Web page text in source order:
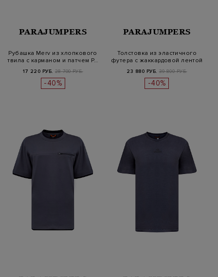
PARAJUMPERS
Рубашка Merv из хлопкового
твила с карманом и патчем P…
17 220 РУБ. 28 700 РУБ.
-40%
PARAJUMPERS
Толстовка из эластичного
футера с жаккардовой лентой
и…
23 880 РУБ. 39 800 РУБ.
-40%